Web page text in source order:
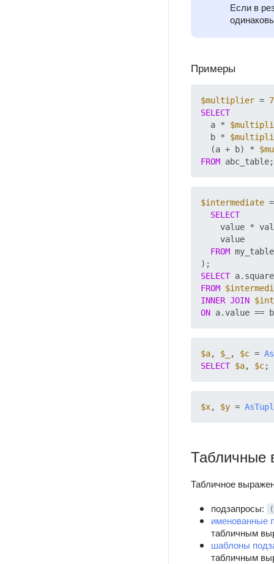
Если в
Примеры
$multiplier =
SELECT
  a *
  b *
  (a + b) *
FROM
$intermediate
SELECT
value *
    value
FROM my_table
SELECT
FROM
INNER JOIN
ON
$a, $_ , $c =
SELECT $a, $c
$x, $y =
Табличные
Табличное
подзапросы:
именованные
табличным
шаблоны
табличным